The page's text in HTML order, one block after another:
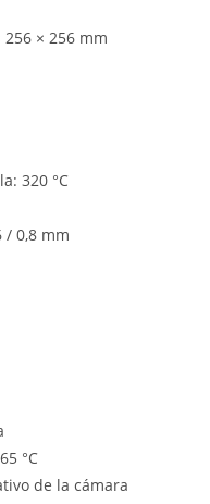
× 256 mm
320 °C
/ 0,8 mm
°C
de la cámara